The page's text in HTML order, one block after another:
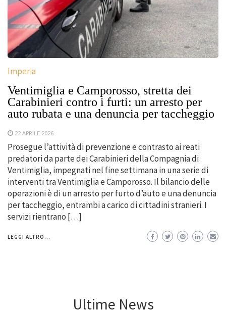
Imperia
Ventimiglia e Camporosso, stretta dei
Carabinieri contro i furti: un arresto per
auto rubata e una denuncia per taccheggio
22 APRILE 2026
Prosegue l’attività di prevenzione e contrasto ai reati
predatori da parte dei Carabinieri della Compagnia di
Ventimiglia, impegnati nel fine settimana in una serie di
interventi tra Ventimiglia e Camporosso. Il bilancio delle
operazioni è di un arresto per furto d’auto e una denuncia
per taccheggio, entrambi a carico di cittadini stranieri. I
servizi rientrano […]
LEGGI ALTRO...
Ultime News